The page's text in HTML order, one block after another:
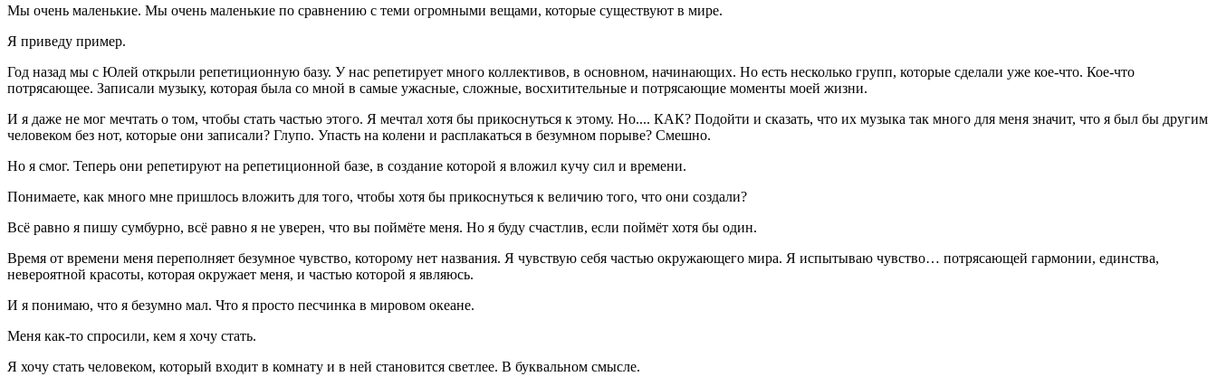
Мы очень маленькие. Мы очень маленькие по сравнению с теми огромными вещами, которые существуют в мире.
Я приведу пример.
Год назад мы с Юлей открыли репетиционную базу. У нас репетирует много коллективов, в основном, начинающих. Но есть несколько групп, которые сделали уже кое-что. Кое-что
потрясающее. Записали музыку, которая была со мной в самые ужасные, сложные, восхитительные и потрясающие моменты моей жизни.
И я даже не мог мечтать о том, чтобы стать частью этого. Я мечтал хотя бы прикоснуться к этому. Но.... КАК? Подойти и сказать, что их музыка так много для меня значит, что я был бы другим
человеком без нот, которые они записали? Глупо. Упасть на колени и расплакаться в безумном порыве? Смешно.
Но я смог. Теперь они репетируют на репетиционной базе, в создание которой я вложил кучу сил и времени.
Понимаете, как много мне пришлось вложить для того, чтобы хотя бы прикоснуться к величию того, что они создали?
Всё равно я пишу сумбурно, всё равно я не уверен, что вы поймёте меня. Но я буду счастлив, если поймёт хотя бы один.
Время от времени меня переполняет безумное чувство, которому нет названия. Я чувствую себя частью окружающего мира. Я испытываю чувство… потрясающей гармонии, единства,
невероятной красоты, которая окружает меня, и частью которой я являюсь.
И я понимаю, что я безумно мал. Что я просто песчинка в мировом океане.
Меня как-то спросили, кем я хочу стать.
Я хочу стать человеком, который входит в комнату и в ней становится светлее. В буквальном смысле.